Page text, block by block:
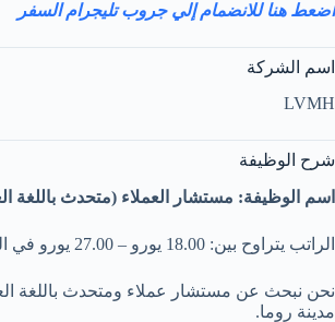
اضعط هنا للانضمام إلي جروب تليجرام السفر
اسم الشركة
LVMH
شرح الوظيفة
اسم الوظيفة: مستشار العملاء (متحدث باللغة
الراتب يتراوح بين: 18.00 يورو – 27.00 يورو في الساعة.
نحن نبحث عن مستشار عملاء ومتحدث باللغة
مدينة روما.